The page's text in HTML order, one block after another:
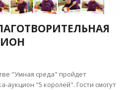
"Умная среда" пройдет
аукцион "5 королей". Гости смогут